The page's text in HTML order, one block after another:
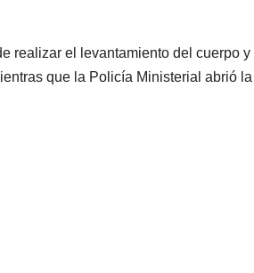
realizar el levantamiento del cuerpo y
que la Policía Ministerial abrió la